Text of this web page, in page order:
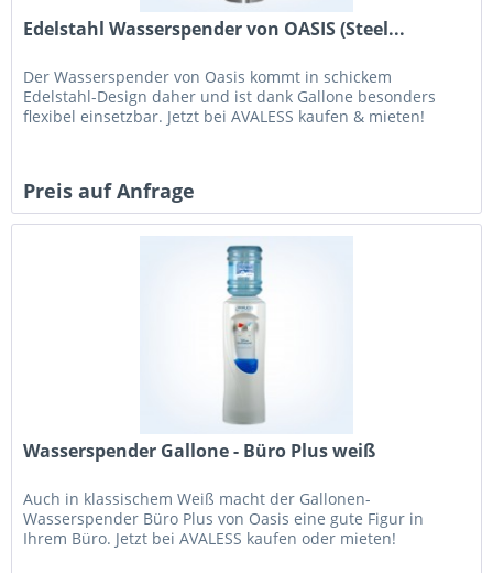
Edelstahl Wasserspender von OASIS (Steel...
Der Wasserspender von Oasis kommt in schickem
Edelstahl-Design daher und ist dank Gallone besonders
flexibel einsetzbar. Jetzt bei AVALESS kaufen & mieten!
Preis auf Anfrage
Wasserspender Gallone - Büro Plus weiß
Auch in klassischem Weiß macht der Gallonen-
Wasserspender Büro Plus von Oasis eine gute Figur in
Ihrem Büro. Jetzt bei AVALESS kaufen oder mieten!